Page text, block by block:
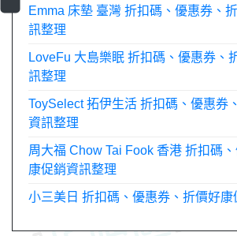
Emma 床墊 臺灣 折扣碼、優惠券、
訊整理
LoveFu 大島樂眠 折扣碼、優惠券、
訊整理
ToySelect 拓伊生活 折扣碼、優惠券
資訊整理
周大福 Chow Tai Fook 香港 折扣碼
康促銷資訊整理
小三美日 折扣碼、優惠券、折價好康